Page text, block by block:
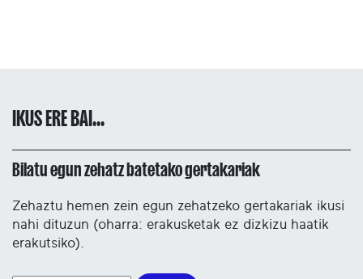
IKUS ERE BAI...
Bilatu egun zehatz batetako gertakariak
Zehaztu hemen zein egun zehatzeko gertakariak ikusi
nahi dituzun (oharra: erakusketak ez dizkizu haatik
erakutsiko).